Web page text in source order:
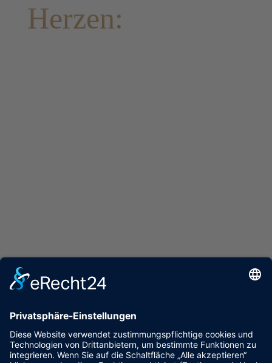
Herzen:
Katja Christensen
04841 – 77 985 96
0177 – 89 81 509